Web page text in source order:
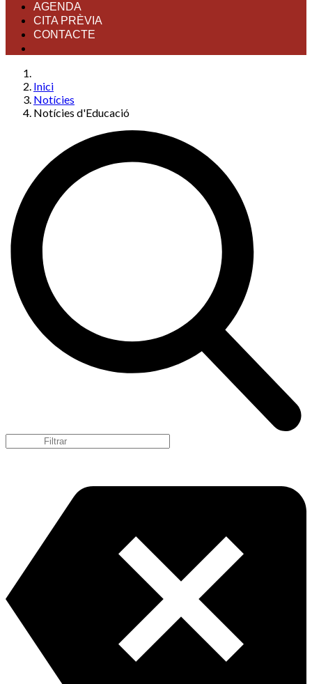
AGENDA
CITA PRÈVIA
CONTACTE
Inici
Notícies
Notícies d'Educació